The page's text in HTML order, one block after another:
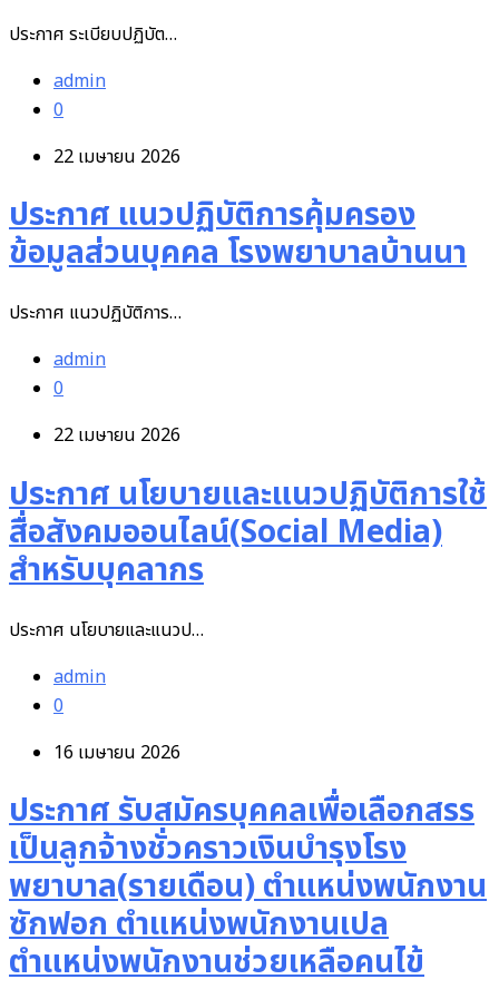
ประกาศ ระเบียบปฏิบัต…
admin
0
22 เมษายน 2026
ประกาศ แนวปฏิบัติการคุ้มครอง
ข้อมูลส่วนบุคคล โรงพยาบาลบ้านนา
ประกาศ แนวปฏิบัติการ…
admin
0
22 เมษายน 2026
ประกาศ นโยบายและแนวปฏิบัติการใช้
สื่อสังคมออนไลน์(Social Media)
สำหรับบุคลากร
ประกาศ นโยบายและแนวป…
admin
0
16 เมษายน 2026
ประกาศ รับสมัครบุคคลเพื่อเลือกสรร
เป็นลูกจ้างชั่วคราวเงินบำรุงโรง
พยาบาล(รายเดือน) ตำแหน่งพนักงาน
ซักฟอก ตำแหน่งพนักงานเปล
ตำแหน่งพนักงานช่วยเหลือคนไข้